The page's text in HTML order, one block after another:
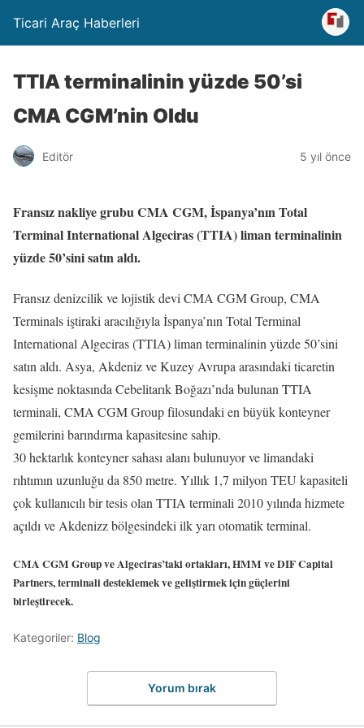
Ticari Araç Haberleri
TTIA terminalinin yüzde 50’si
CMA CGM’nin Oldu
Editör 5 yıl önce
Fransız nakliye grubu CMA CGM, İspanya’nın Total
Terminal International Algeciras (TTIA) liman terminalinin
yüzde 50’sini satın aldı.
Fransız denizcilik ve lojistik devi CMA CGM Group, CMA
Terminals iştiraki aracılığıyla İspanya’nın Total Terminal
International Algeciras (TTIA) liman terminalinin yüzde 50’sini
satın aldı. Asya, Akdeniz ve Kuzey Avrupa arasındaki ticaretin
kesişme noktasında Cebelitarık Boğazı’nda bulunan TTIA
terminali, CMA CGM Group filosundaki en büyük konteyner
gemilerini barındırma kapasitesine sahip.
30 hektarlık konteyner sahası alanı bulunuyor ve limandaki
rıhtımın uzunluğu da 850 metre. Yıllık 1,7 milyon TEU kapasiteli
çok kullanıcılı bir tesis olan TTIA terminali 2010 yılında hizmete
açıldı ve Akdenizz bölgesindeki ilk yarı otomatik terminal.
CMA CGM Group ve Algeciras’taki ortakları, HMM ve DIF Capital
Partners, terminali desteklemek ve geliştirmek için güçlerini
birleştirecek.
Kategoriler: Blog
Yorum bırak